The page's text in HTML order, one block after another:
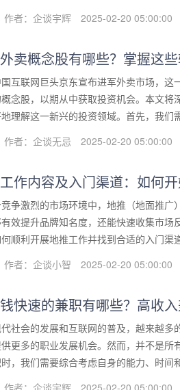
作者：企谈宇辉
2025-02-20 05:00:00
卖概念股有哪些？掌握这些
互联网巨头京东宣布进军外卖市场，
念股，以期从中获取投资机会。本文
理解这一新兴的投资领域。首先，我
作者：企谈无忌
2025-02-20 05:00:00
作内容及入门渠道：如何
争激烈的市场环境中，地推（地面推
效提升品牌知名度，还能快速收集市
顺利开展地推工作并找到合适的入门
作者：企谈小智
2025-02-20 05:00:00
快速的兼职有哪些？高收
社会的发展和互联网的普及，越来越
更多的职业发展机会。然而，并不是
，我们需要综合考虑自身的能力、时